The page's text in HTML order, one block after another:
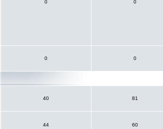
0 0
0 0
40 81
44 60